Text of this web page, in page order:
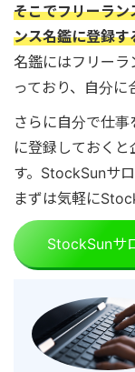
そこでフリーラ
ンス名鑑に登録す
名鑑にはフリー
っており、自分に
さらに自分で仕
に登録しておく
す。StockSunサ
まずは気軽に
StockSunサ